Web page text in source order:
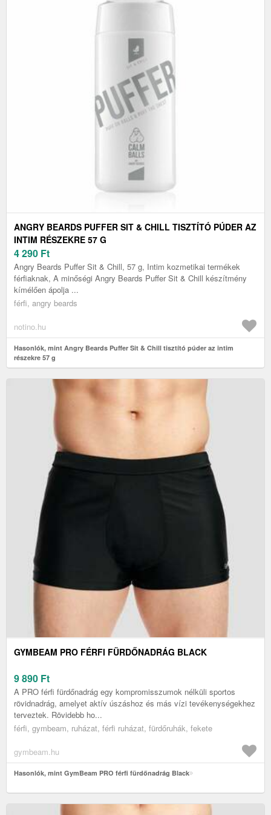
ANGRY BEARDS PUFFER SIT & CHILL TISZTÍTÓ PÚDER AZ
INTIM RÉSZEKRE 57 G
4 290 Ft
Angry Beards Puffer Sit & Chill, 57 g, Intim kozmetikai termékek
férfiaknak, A minőségi Angry Beards Puffer Sit & Chill készítmény
kímélően ápolja ...
férfi, angry beards
notino.hu
Hasonlók, mint Angry Beards Puffer Sit & Chill tisztító púder az intim
részekre 57 g
GYMBEAM PRO FÉRFI FÜRDŐNADRÁG BLACK
9 890 Ft
A PRO férfi fürdőnadrág egy kompromisszumok nélküli sportos
rövidnadrág, amelyet aktív úszáshoz és más vízi tevékenységekhez
terveztek. Rövidebb ho...
férfi, gymbeam, ruházat, férfi ruházat, fürdőruhák, fekete
gymbeam.hu
Hasonlók, mint GymBeam PRO férfi fürdőnadrág Black